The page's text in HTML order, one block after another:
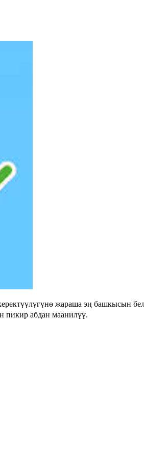
жараша эң башкысын
пикир абдан маанилүү.